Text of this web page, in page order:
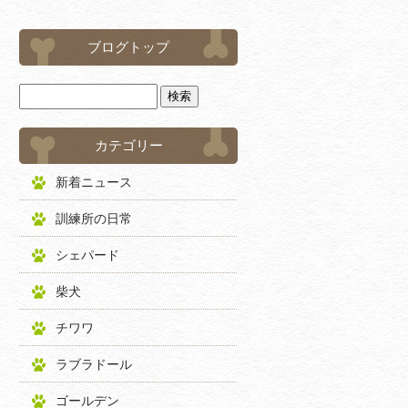
ブログトップ
カテゴリー
新着ニュース
訓練所の日常
シェパード
柴犬
チワワ
ラブラドール
ゴールデン